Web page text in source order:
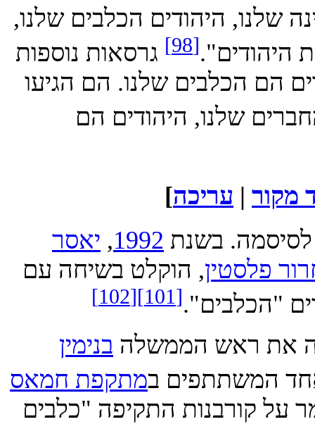
היהודים הכלבים שלנו,
[98]
גרסאות נוספות
הכלבים שלנו. הם הגיעו
שלנו, היהודים הם
|עריכה]
בשנת1992
,יאסר
פלסטין, הוקלט בשיחה עם
"הכלבים".[101]
[102]
בנימין
במתקפת חמאס
קורבנות התקיפה "כלבים